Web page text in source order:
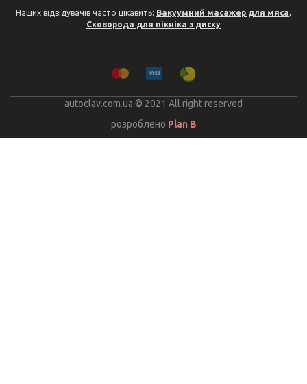
Наших відвідувачів часто цікавить: Вакуумний масажер для мяса,
Сковорода для пікніка з диску
autoclav.com.ua © 2021 All right reserved
розроблено Plan B